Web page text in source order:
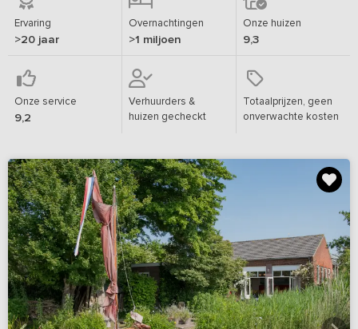
Ervaring
>20 jaar
Overnachtingen
>1 miljoen
Onze huizen
9,3
Onze service
9,2
Verhuurders &
huizen gecheckt
Totaalprijzen, geen
onverwachte kosten